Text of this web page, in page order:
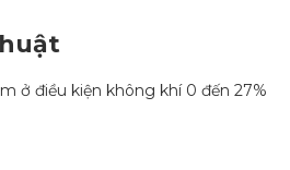
ở điều kiện không khí 0 đến 27%